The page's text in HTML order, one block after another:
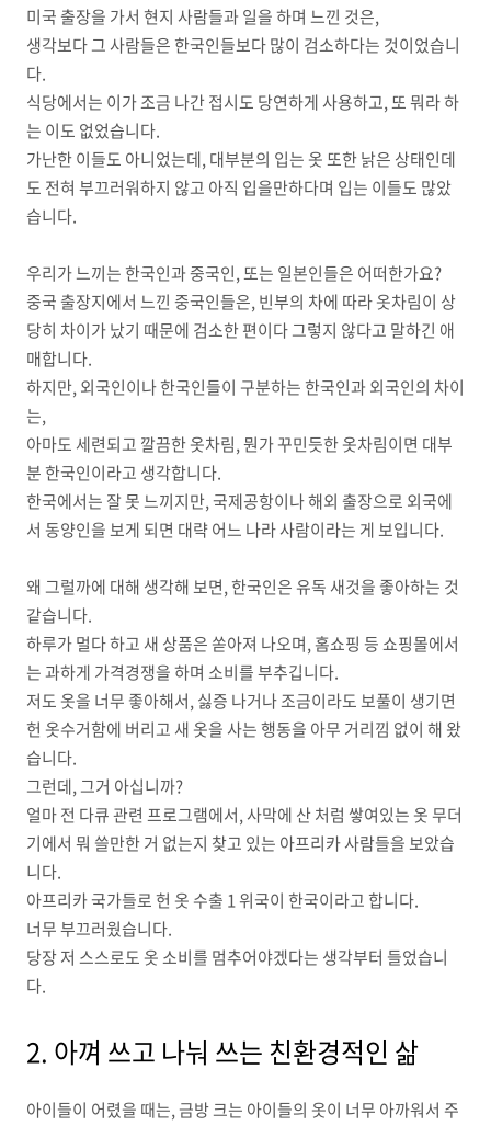
미국 출장을 가서 현지 사람들과 일을 하며 느낀 것은,
생각보다 그 사람들은 한국인들보다 많이 검소하다는 것이었습니
다.
식당에서는 이가 조금 나간 접시도 당연하게 사용하고, 또 뭐라 하
는 이도 없었습니다.
가난한 이들도 아니었는데, 대부분의 입는 옷 또한 낡은 상태인데
도 전혀 부끄러워하지 않고 아직 입을만하다며 입는 이들도 많았
습니다.
우리가 느끼는 한국인과 중국인, 또는 일본인들은 어떠한가요?
중국 출장지에서 느낀 중국인들은, 빈부의 차에 따라 옷차림이 상
당히 차이가 났기 때문에 검소한 편이다 그렇지 않다고 말하긴 애
매합니다.
하지만, 외국인이나 한국인들이 구분하는 한국인과 외국인의 차이
는,
아마도 세련되고 깔끔한 옷차림, 뭔가 꾸민듯한 옷차림이면 대부
분 한국인이라고 생각합니다.
한국에서는 잘 못 느끼지만, 국제공항이나 해외 출장으로 외국에
서 동양인을 보게 되면 대략 어느 나라 사람이라는 게 보입니다.
왜 그럴까에 대해 생각해 보면, 한국인은 유독 새것을 좋아하는 것
같습니다.
하루가 멀다 하고 새 상품은 쏟아져 나오며, 홈쇼핑 등 쇼핑몰에서
는 과하게 가격경쟁을 하며 소비를 부추깁니다.
저도 옷을 너무 좋아해서, 싫증 나거나 조금이라도 보풀이 생기면
헌 옷수거함에 버리고 새 옷을 사는 행동을 아무 거리낌 없이 해 왔
습니다.
그런데, 그거 아십니까?
얼마 전 다큐 관련 프로그램에서, 사막에 산 처럼 쌓여있는 옷 무더
기에서 뭐 쓸만한 거 없는지 찾고 있는 아프리카 사람들을 보았습
니다.
아프리카 국가들로 헌 옷 수출 1 위국이 한국이라고 합니다.
너무 부끄러웠습니다.
당장 저 스스로도 옷 소비를 멈추어야겠다는 생각부터 들었습니
다.
2. 아껴 쓰고 나눠 쓰는 친환경적인 삶
아이들이 어렸을 때는, 금방 크는 아이들의 옷이 너무 아까워서 주